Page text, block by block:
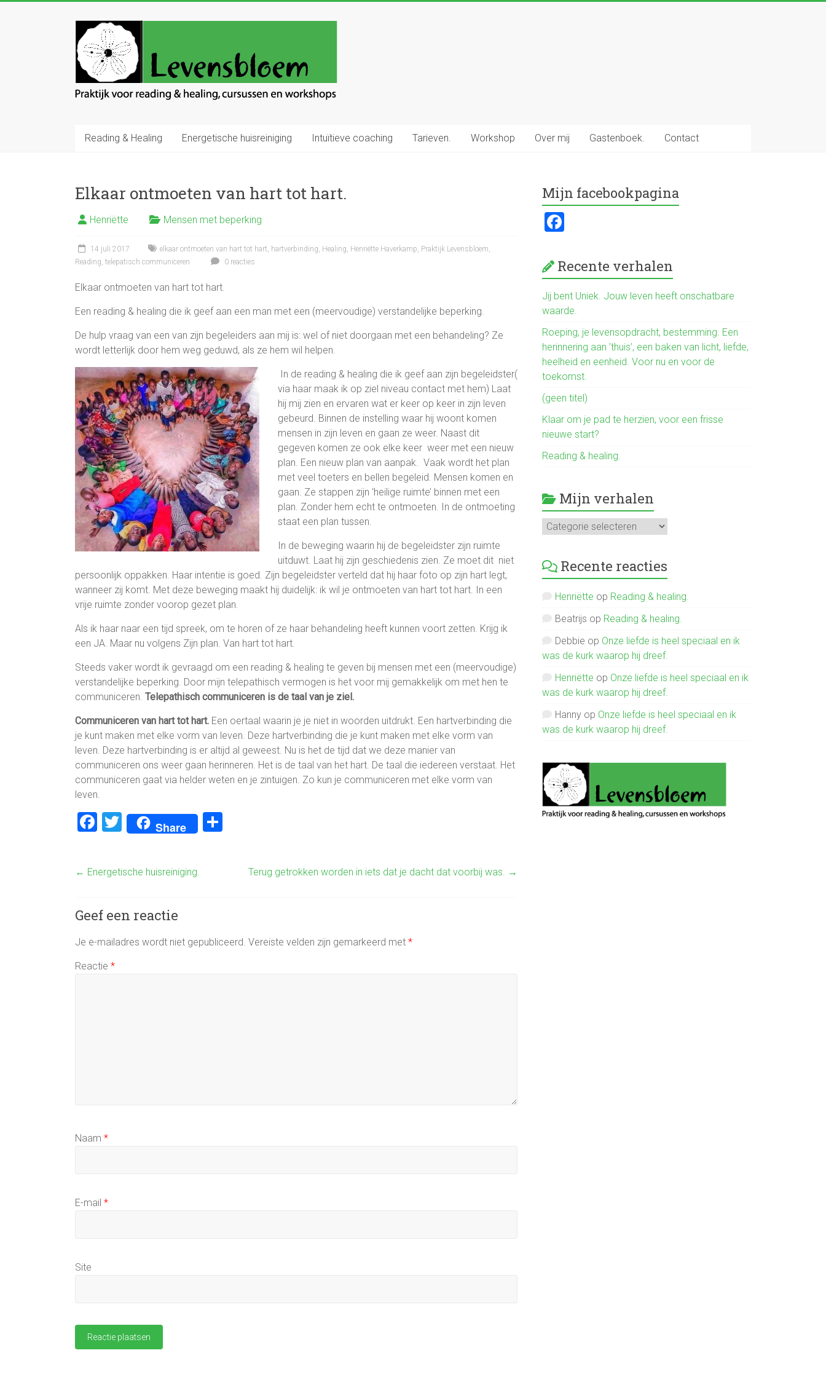
Levensbloem
Praktijk
voor
reading
Reading & Healing
Energetische huisreiniging Intuïtieve coaching Tarieven. Workshop Over mij Gastenboek. Contact
Elkaar ontmoeten van hart tot hart.
Henriëtte Mensen met beperking
14 juli 2017 elkaar ontmoeten van hart tot hart, hartverbinding, Healing, Henriëtte Haverkamp, Praktijk Levensbloem,
Reading, telepatisch communiceren 0 reacties
Elkaar ontmoeten van hart tot hart.
Een reading & healing die ik geef aan een man met een (meervoudige) verstandelijke beperking.
De hulp vraag van een van zijn begeleiders aan mij is: wel of niet doorgaan met een behandeling? Ze
wordt letterlijk door hem weg geduwd, als ze hem wil helpen.
In de reading & healing die ik geef aan zijn begeleidster(
via haar maak ik op ziel niveau contact met hem) Laat
hij mij zien en ervaren wat er keer op keer in zijn leven
gebeurd. Binnen de instelling waar hij woont komen
mensen in zijn leven en gaan ze weer. Naast dit
gegeven komen ze ook elke keer weer met een nieuw
plan. Een nieuw plan van aanpak. Vaak wordt het plan
met veel toeters en bellen begeleid. Mensen komen en
gaan. Ze stappen zijn ‘heilige ruimte’ binnen met een
plan. Zonder hem echt te ontmoeten. In de ontmoeting
staat een plan tussen.
In de beweging waarin hij de begeleidster zijn ruimte
uitduwt. Laat hij zijn geschiedenis zien. Ze moet dit niet
persoonlijk oppakken. Haar intentie is goed. Zijn begeleidster verteld dat hij haar foto op zijn hart legt,
wanneer zij komt. Met deze beweging maakt hij duidelijk: ik wil je ontmoeten van hart tot hart. In een
vrije ruimte zonder voorop gezet plan.
Als ik haar naar een tijd spreek, om te horen of ze haar behandeling heeft kunnen voort zetten. Krijg ik
een JA. Maar nu volgens Zijn plan. Van hart tot hart.
Steeds vaker wordt ik gevraagd om een reading & healing te geven bij mensen met een (meervoudige)
verstandelijke beperking. Door mijn telepathisch vermogen is het voor mij gemakkelijk om met hen te
communiceren. Telepathisch communiceren is de taal van je ziel.
Communiceren van hart tot hart. Een oertaal waarin je je niet in woorden uitdrukt. Een hartverbinding die
je kunt maken met elke vorm van leven. Deze hartverbinding die je kunt maken met elke vorm van
leven. Deze hartverbinding is er altijd al geweest. Nu is het de tijd dat we deze manier van
communiceren ons weer gaan herinneren. Het is de taal van het hart. De taal die iedereen verstaat. Het
communiceren gaat via helder weten en je zintuigen. Zo kun je communiceren met elke vorm van
leven.
F
b
ok
T
wi
er
Share
← Energetische huisreiniging. Terug getrokken worden in iets dat je dacht dat voorbij was. →
Geef een reactie
Je e-mailadres wordt niet gepubliceerd. Vereiste velden zijn gemarkeerd met *
Reactie *
Naam *
E-mail *
Site
Mijn facebookpagina
ce
b
o
ok
Recente verhalen
Jij bent Uniek. Jouw leven heeft onschatbare
waarde.
Roeping, je levensopdracht, bestemming. Een
herinnering aan ’thuis’, een baken van licht, liefde,
heelheid en eenheid. Voor nu en voor de
toekomst.
(geen titel)
Klaar om je pad te herzien, voor een frisse
nieuwe start?
Reading & healing.
Mijn verhalen
Mijn
verhalen
Recente reacties
Henriëtte op Reading & healing.
Beatrijs op Reading & healing.
Debbie op Onze liefde is heel speciaal en ik
was de kurk waarop hij dreef.
Henriëtte op Onze liefde is heel speciaal en ik
was de kurk waarop hij dreef.
Hanny op Onze liefde is heel speciaal en ik
was de kurk waarop hij dreef.